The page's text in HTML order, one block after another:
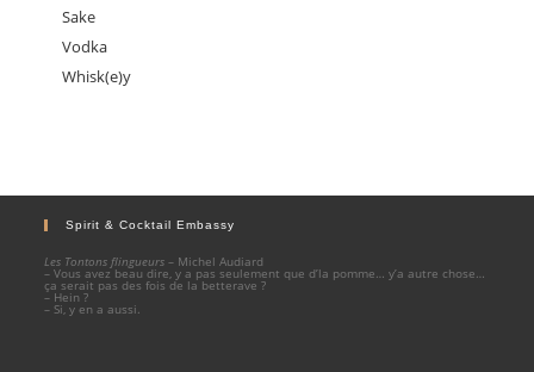
Sake
Vodka
Whisk(e)y
Spirit & Cocktail Embassy
Les Tontons flingueurs – Michel Audiard
– Vous avez beau dire, y a pas seulement que d’la pomme… y’a autre chose…
ça serait pas des fois de la betterave ?
– Hein ?
– Si, y en a aussi.